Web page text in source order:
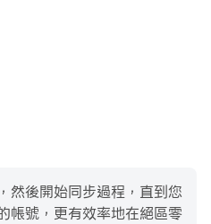
r/角色扮演_Official/
然後開始同步過程，直到您
帳號，更有效率地在絕區零